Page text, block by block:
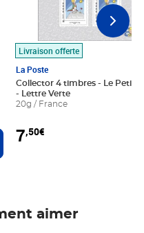
au panier
Livraison offerte
La Poste
Collector 4 timbres - Le Petit
- Lettre Verte
20g / France
7,50€
aimer